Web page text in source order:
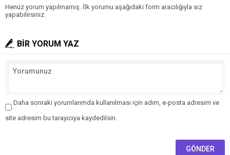
Henüz yorum yapılmamış. İlk yorumu aşağıdaki form aracılığıyla siz
yapabilirsiniz.
BİR YORUM YAZ
Daha sonraki yorumlarımda kullanılması için adım, e-posta adresim ve
site adresim bu tarayıcıya kaydedilsin.